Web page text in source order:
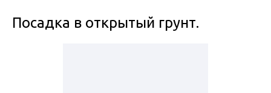
Посадка в открытый грунт.